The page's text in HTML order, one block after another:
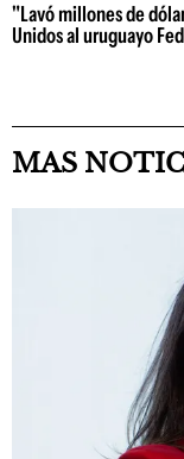
"Lavó millones de
Unidos al uruguayo
MAS